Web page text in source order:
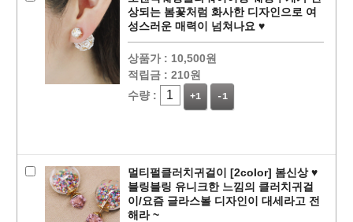
상되는 봄꽃처럼 화사한 디자인으로 여
성스러운 매력이 넘쳐나요 ♥
상품가 : 10,500원
적립금 : 210원
수량 :
+1 -1
멀티펄클러치귀걸이 [2color] 봄신상 ♥
블링블링 유니크한 느낌의 클러치귀걸
이/요즘 글라스볼 디자인이 대세라고 전
해라 ~